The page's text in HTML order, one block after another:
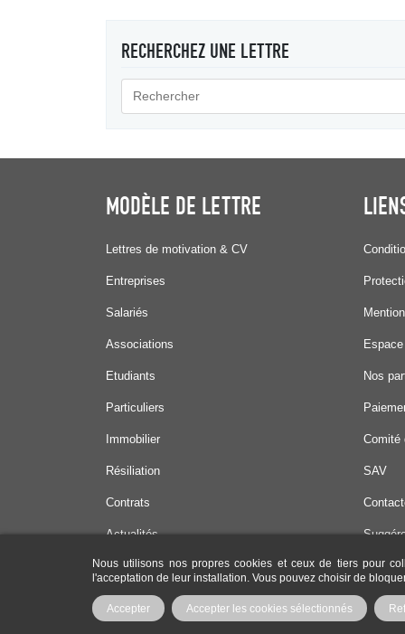
Nous utilisons nos propres cookies et ceux de tiers pour
l'acceptation de leur installation. Vous pouvez choisir de
Accepter Accepter les cookies sélectionnés
RECHERCHEZ UNE LETTRE
MODÈLE DE LETTRE
Lettres de motivation & CV
Entreprises
Salariés
Associations
Etudiants
Particuliers
Immobilier
Résiliation
Contrats
Actualités
Nos
Comité
SAV
Offres